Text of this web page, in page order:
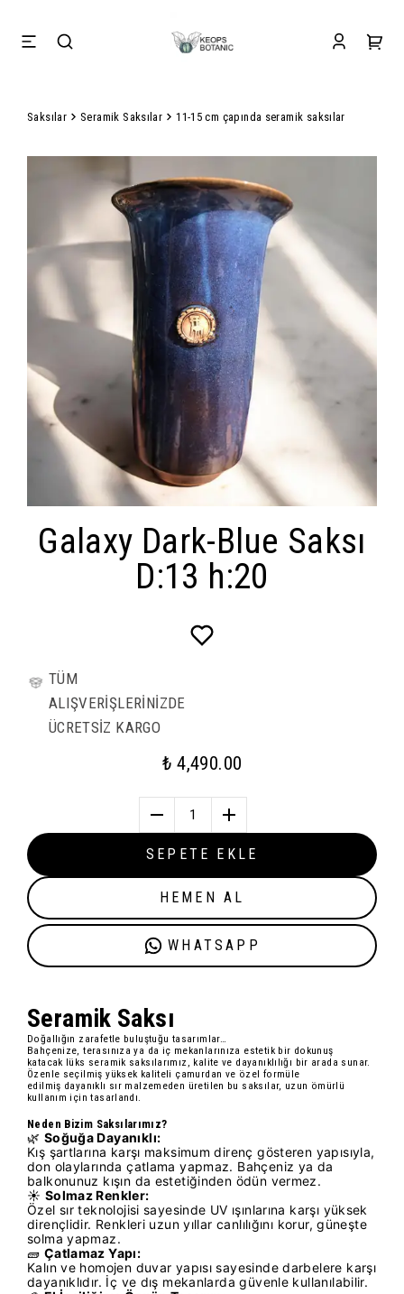
Saksılar Seramik Saksılar 11-15 cm çapında seramik saksılar
Galaxy Dark-Blue Saksı
D:13 h:20
TÜM
ALIŞVERİŞLERİNİZDE
ÜCRETSİZ KARGO
₺ 4,490.00
1
SEPETE EKLE
HEMEN AL
WHATSAPP
Seramik Saksı
Doğallığın zarafetle buluştuğu tasarımlar…
Bahçenize, terasınıza ya da iç mekanlarınıza estetik bir dokunuş
katacak lüks seramik saksılarımız
, kalite ve dayanıklılığı bir arada sunar.
Özenle seçilmişyüksek kaliteli çamurdan ve özel formüle
edilmiş dayanıklı sır malzemeden üretilen bu saksılar, uzun ömürlü
kullanım için tasarlandı.
Neden Bizim Saksılarımız?
🌿 Soğuğa Dayanıklı:
Kış şartlarına karşı maksimum direnç gösteren yapısıyla,
don olaylarında çatlama yapmaz. Bahçeniz ya da
balkonunuz kışın da estetiğinden ödün vermez.
☀️ Solmaz Renkler:
Özel sır teknolojisi sayesinde UV ışınlarına karşı yüksek
dirençlidir. Renkleri uzun yıllar canlılığını korur, güneşte
solma yapmaz.
🧱 Çatlamaz Yapı:
Kalın ve homojen duvar yapısı sayesinde darbelere karşı
dayanıklıdır. İç ve dış mekanlarda güvenle kullanılabilir.